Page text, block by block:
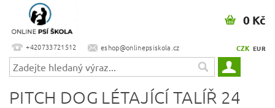
+420733721512 eshop@onlinepsiskola.cz CZK EUR
0 Kč
PITCH DOG LÉTAJÍCÍ TALÍŘ 24